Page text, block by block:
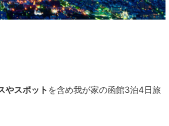
やスポット を含め我が家の函館3泊4日旅